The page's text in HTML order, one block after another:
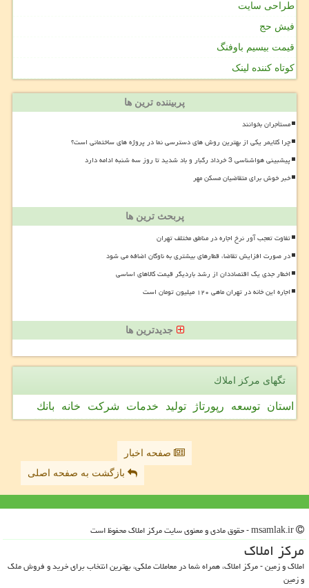
طراحی سایت
فیش حج
قیمت بیسیم باوفنگ
کوتاه کننده لینک
پربیننده ترین ها
مستأجران بخوانند
چرا کلایمر یکی از بهترین روش های دسترسی نما در پروژه های ساختمانی است؟
پیشبینی هواشناسی 3 خرداد رگبار و باد شدید تا روز سه شنبه ادامه دارد
خبر خوش برای متقاضیان مسکن مهر
پربحث ترین ها
تفاوت تعجب آور نرخ اجاره در مناطق مختلف تهران
در صورت افزایش تقاضا، قطارهای بیشتری به ناوگان اضافه می شود
اخطار جدی یک اقتصاددان از رشد باردیگر قیمت کالاهای اساسی
اجاره این خانه در تهران ماهی ۱۲۰ میلیون تومان است
جدیدترین ها
تگهای مركز املاك
استان توسعه رپورتاژ تولید خدمات شركت خانه بانك
صفحه اخبار
بازگشت به صفحه اصلی
مركز املاك
املاک و زمین - مرکز املاک، همراه شما در معاملات ملکی، بهترین انتخاب برای خرید و فروش ملک
و زمین